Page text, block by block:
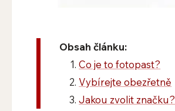
Obsah článku:
Co je to fotopast?
Vybírejte obezřetně
Jakou zvolit značku?